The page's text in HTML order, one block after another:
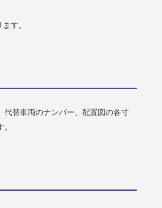
す。
替車両のナンバー、配置図の各寸